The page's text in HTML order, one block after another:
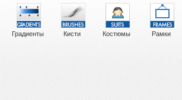
Градиенты Кисти Костюмы Рамки